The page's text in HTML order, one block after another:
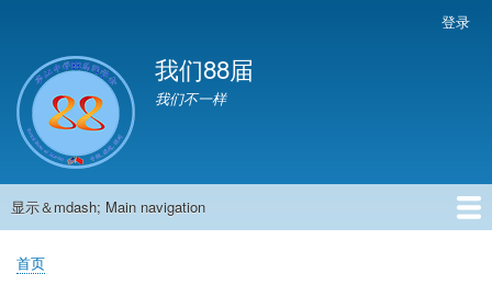
到
主
account
menu
登录
我们88届
我们不一样
Main
显示＆mdash; Main navigation
首页
881班动态
882班动态
883班动态
884班动态
56班动态
留言板
申请用户
面
首页